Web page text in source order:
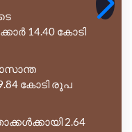
14.40 കോടി
കോടി രൂപ
2.64